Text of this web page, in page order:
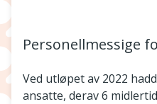
Personellmessige
Ved utløpet av 2022
ansatte, derav 6